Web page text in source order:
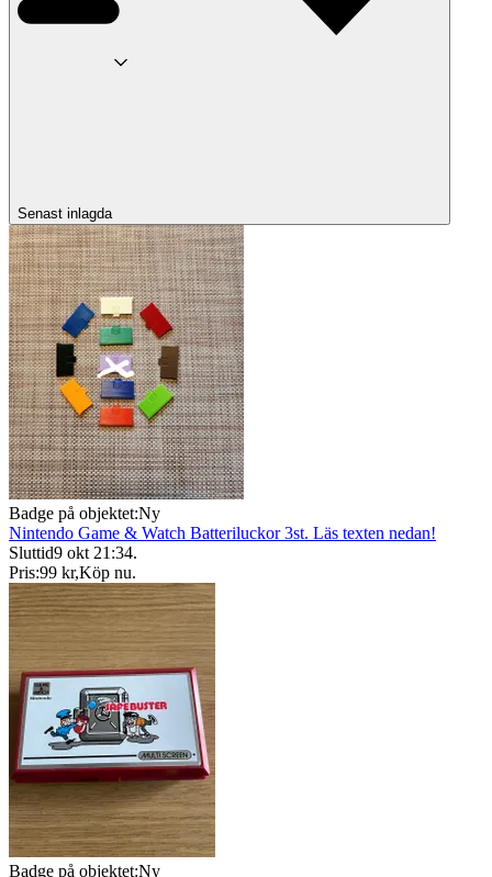
Senast inlagda
Badge på objektet:Ny
Nintendo Game & Watch Batteriluckor 3st. Läs texten nedan!
Sluttid9 okt 21:34.
Pris:99 kr,Köp nu.
Badge på objektet:Ny